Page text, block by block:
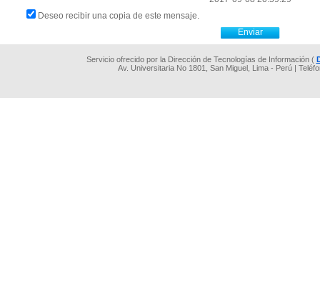
Deseo recibir una copia de este mensaje.
Servicio ofrecido por la Dirección de Tecnologías de Información (
Av. Universitaria No 1801, San Miguel, Lima - Perú |